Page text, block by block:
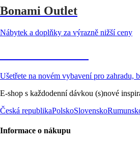
Bonami Outlet
Nábytek a doplňky za výrazně nižší ceny
Ušetřete na novém vybavení pro zahradu,
E-shop s každodenní dávkou (s)nové
Česká republikaPolskoSlovensko
Informace o nákupu